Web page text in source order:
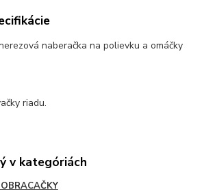
naberačka na polievku a omáčky
riadu.
v kategóriách